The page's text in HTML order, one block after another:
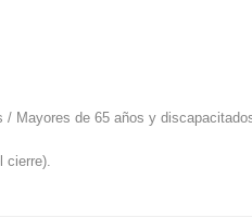
Mayores de 65 años y
cierre).